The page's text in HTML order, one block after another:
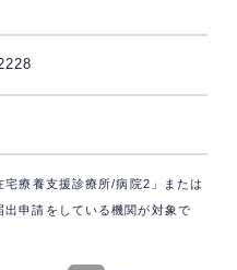
療養支援診療所/病院2」または
出申請をしている機関が対象で